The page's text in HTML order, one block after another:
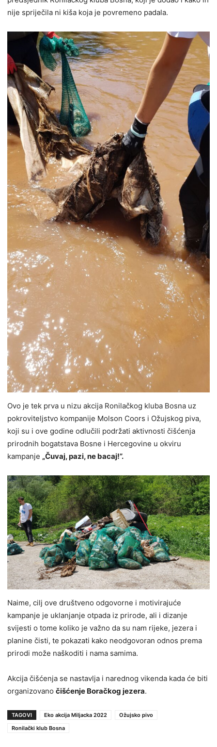
nije spriječila ni kiša koja je povremeno padala.
Ovo je tek prva u nizu akcija Ronilačkog kluba Bosna uz
pokroviteljstvo kompanije Molson Coors i Ožujskog piva,
koji su i ove godine odlučili podržati aktivnosti čišćenja
prirodnih bogatstava Bosne i Hercegovine u okviru
kampanje „Čuvaj, pazi, ne bacaj!”.
Naime, cilj ove društveno odgovorne i motivirajuće
kampanje je uklanjanje otpada iz prirode, ali i dizanje
svijesti o tome koliko je važno da su nam rijeke, jezera i
planine čisti, te pokazati kako neodgovoran odnos prema
prirodi može naškoditi i nama samima.
Akcija čišćenja se nastavlja i narednog vikenda kada će biti
organizovano čišćenje Boračkog jezera.
TAGOVI Eko akcija Miljacka 2022
Ožujsko pivo
Ronilački klub Bosna